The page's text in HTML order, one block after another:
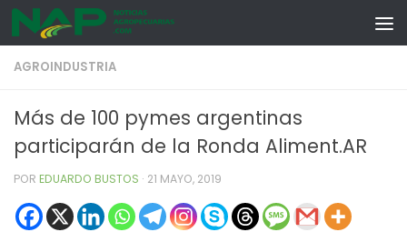
Skip to content
AGROINDUSTRIA
Más de 100 pymes argentinas
participarán de la Ronda Aliment.AR
POR EDUARDO BUSTOS · 21 MAYO, 2019